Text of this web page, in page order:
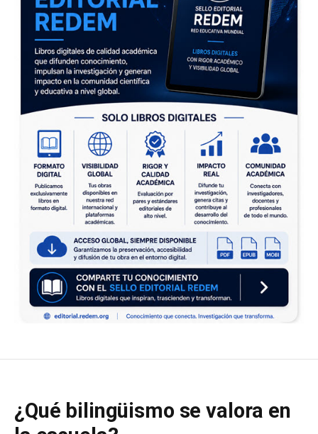
¿Qué bilingüismo se valora en